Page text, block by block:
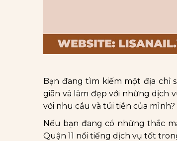
Bạn đang tìm kiếm một địa chỉ
giãn và làm đẹp với những dịch
với nhu cầu và túi tiền của mình?
Nếu bạn đang có những thắc
Quận 11 nổi tiếng dịch vụ tốt